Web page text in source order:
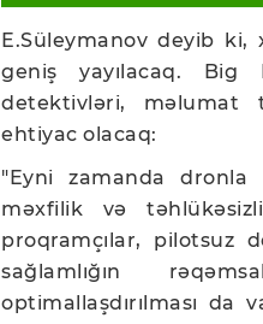
E.Süleymanov deyib
geniş yayılacaq.
detektivləri, məlumat
ehtiyac olacaq:
"Eyni zamanda dronla
məxfilik və
proqramçılar, pilotsuz
sağlamlığın
optimallaşdırılması da